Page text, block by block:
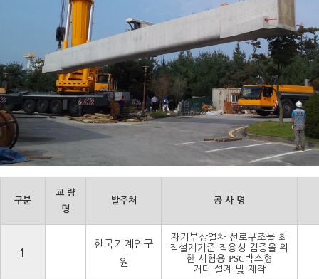
구분
교 량
명
발주처 공 사 명
1
한국기계연구
원
자기부상열차 선로구조물 최
적설계기준 적용성 검증을 위
한 시험용 PSC박스형
거더 설계 및 제작